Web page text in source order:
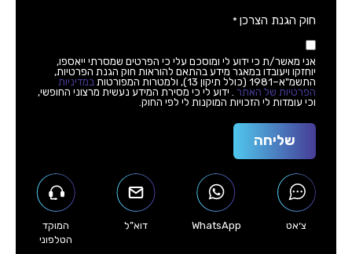
חוק הגנת הצרכן *
אני מאשר/ת כי ידוע לי ומוסכם עלי כי הפרטים שמסרתי ייאספו,
יוחזקו ויעובדו במאגר מידע בהתאם להוראות חוק הגנת הפרטיות,
התשמ"א–1981 (כולל תיקון 13), ולמטרות המפורטות
במדיניות
הפרטיות של האתר
. ידוע לי כי מסירת המידע נעשית מרצוני החופשי,
וכי עומדות לי הזכויות המוקנות לי לפי החוק.
שליחה
צ׳אט WhatsApp דוא”ל
המוקד
הטלפוני